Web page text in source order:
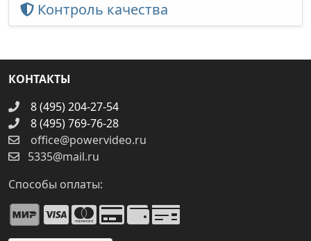
Контроль качества
КОНТАКТЫ
8 (495) 204-27-54
8 (495) 769-76-28
office@powervideo.ru
5335@mail.ru
Способы оплаты: